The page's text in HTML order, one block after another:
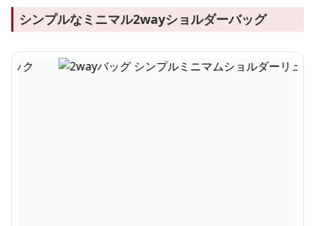
シンプルなミニマル2wayショルダーバッグ